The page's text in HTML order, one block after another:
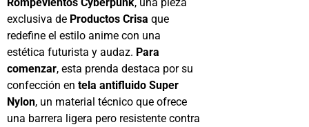
exclusiva de Productos Crisa que
redefine el estilo anime con una
estética futurista y audaz. Para
comenzar, esta prenda destaca por su
confección en tela antifluido Super
Nylon, un material técnico que ofrece
una barrera ligera pero resistente contra